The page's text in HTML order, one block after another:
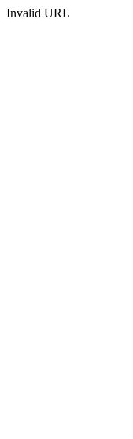
Invalid URL